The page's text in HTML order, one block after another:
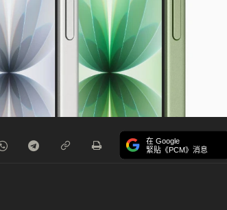
在 Google
緊貼《PCM》消息